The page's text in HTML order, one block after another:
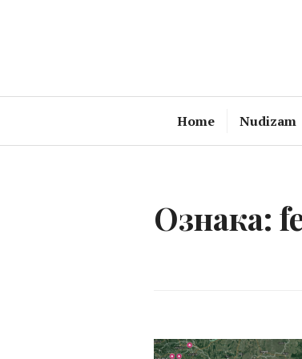
Home Nudizam
Ознака: